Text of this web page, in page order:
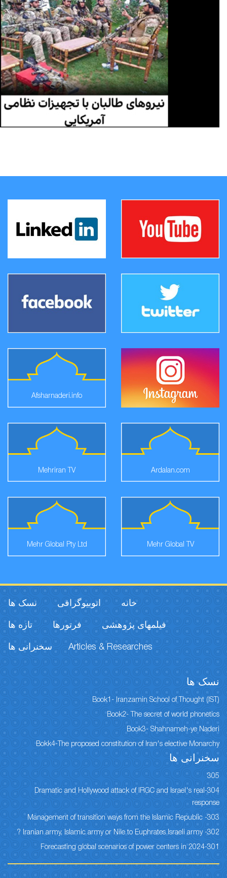
Afsharnaderi.info
Mehr Global Pty Ltd
خانه اتوبیوگرافی نسک ها
فیلمهای پژوهشی فرتورها تازه ها
Articles & Researches سخنرانی ها
Book1- Iranzamin School
Book2- The secret of
Book3-
Bokk4-The proposed constitution of Iran's
304-Dramatic and Hollywood attack of IRGC and